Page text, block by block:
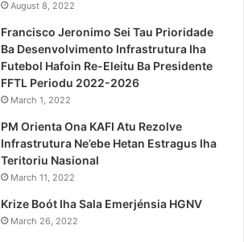
August 8, 2022
Francisco Jeronimo Sei Tau Prioridade
Ba Desenvolvimento Infrastrutura Iha
Futebol Hafoin Re-Eleitu Ba Presidente
FFTL Periodu 2022-2026
March 1, 2022
PM Orienta Ona KAFI Atu Rezolve
Infrastrutura Ne’ebe Hetan Estragus Iha
Teritoriu Nasional
March 11, 2022
Krize Boót Iha Sala Emerjénsia HGNV
March 26, 2022